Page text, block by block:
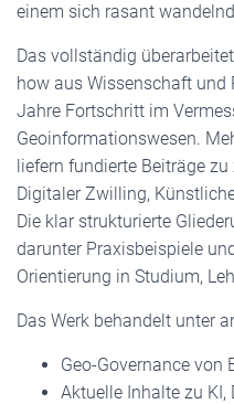
einem sich rasant
Das vollständig
how aus Wissenschaft
Jahre Fortschritt im
Geoinformationswesen.
liefern fundierte Beiträge
Digitaler Zwilling,
Die klar strukturierte
darunter Praxisbeispiele
Orientierung in Studium,
Das Werk behandelt unter
Geo-Governance von
Aktuelle Inhalte zu